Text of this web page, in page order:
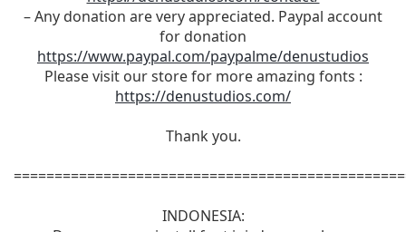
– Any donation are very appreciated. Paypal account
for donation
https://www.paypal.com/paypalme/denustudios
Please visit our store for more amazing fonts :
https://denustudios.com/
Thank you.
INDONESIA: